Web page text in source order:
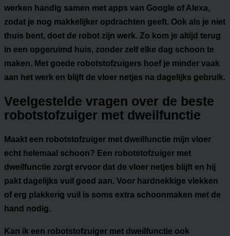
werken handig samen met apps van Google of Alexa,
zodat je nog makkelijker opdrachten geeft. Ook als je niet
thuis bent, doet de robot zijn werk. Zo kom je altijd terug
in een opgeruimd huis, zonder zelf elke dag schoon te
maken. Met goede robotstofzuigers hoef je minder vaak
aan het werk en blijft de vloer netjes na dagelijks gebruik.
Veelgestelde vragen over de beste
robotstofzuiger met dweilfunctie
Maakt een robotstofzuiger met dweilfunctie mijn vloer
echt helemaal schoon? Een robotstofzuiger met
dweilfunctie zorgt ervoor dat de vloer netjes blijft en hij
pakt dagelijks vuil goed aan. Voor hardnekkige vlekken
of erg plakkerig vuil is soms extra schoonmaken met de
hand nodig.
Kan ik een robotstofzuiger met dweilfunctie ook